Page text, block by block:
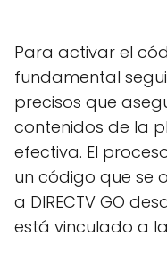
Para activar el
fundamental
precisos que
contenidos de la
efectiva. El
un código que se
a DIRECTV GO
está vinculado a